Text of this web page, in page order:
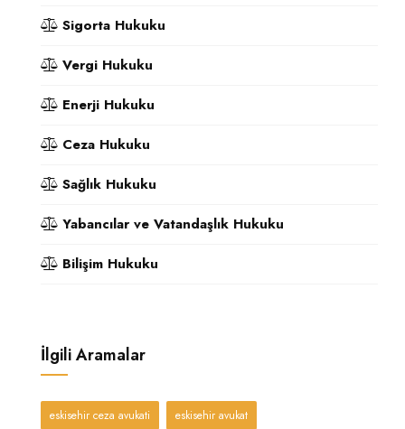
Sigorta Hukuku
Vergi Hukuku
Enerji Hukuku
Ceza Hukuku
Sağlık Hukuku
Yabancılar ve Vatandaşlık Hukuku
Bilişim Hukuku
İlgili Aramalar
eskisehir ceza avukati eskisehir avukat